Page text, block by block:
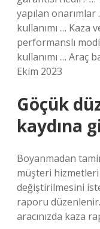
yapılan
kullanımı … Kaza
performanslı
kullanımı … Araç
Ekim 2023
Göçük
kaydına
Boyanmadan
müşteri
değiştirilmesini
raporu düzenlenir.
aracınızda kaza